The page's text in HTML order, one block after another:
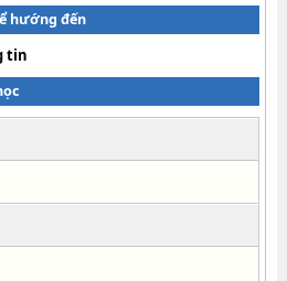
hướng đến
tin